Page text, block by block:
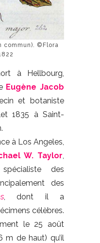
commun). ©Flora
à Hellbourg,
Eugène Jacob
et botaniste
1835 à Saint-
à Los Angeles,
W. Taylor,
des
des
, dont il a
célèbres.
le 25 août
m de haut) qu’il